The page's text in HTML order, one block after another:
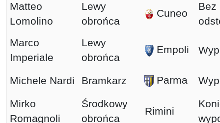
Matteo
Lomolino
Lewy
obrońca
Cuneo
Bez
Marco
Imperiale
Lewy
obrońca
Empoli
Michele Nardi Bramkarz Parma
Mirko
Romagnoli
Środkowy
obrońca
Rimini